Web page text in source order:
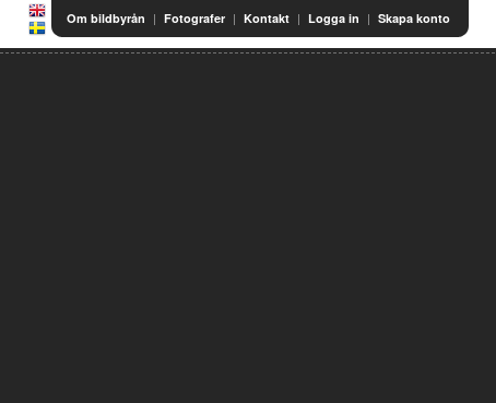
Om bildbyrån | Fotografer | Kontakt | Logga in | Skapa konto